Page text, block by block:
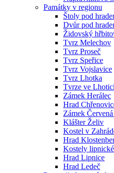
Památky v regionu
Štoly pod
Dvůr pod
Židovský
Tvrz Melechov
Tvrz Proseč
Tvrz Speřice
Tvrz Vojslavice
Tvrz Lhotka
Tvrze ve
Zámek Herálec
Hrad
Zámek
Klášter Želiv
Kostel v
Hrad
Kostely
Hrad Lipnice
Hrad Ledeč